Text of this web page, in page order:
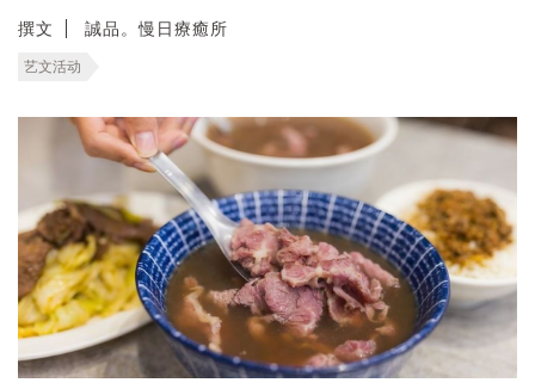
撰文 誠品。慢日療癒所
艺文活动